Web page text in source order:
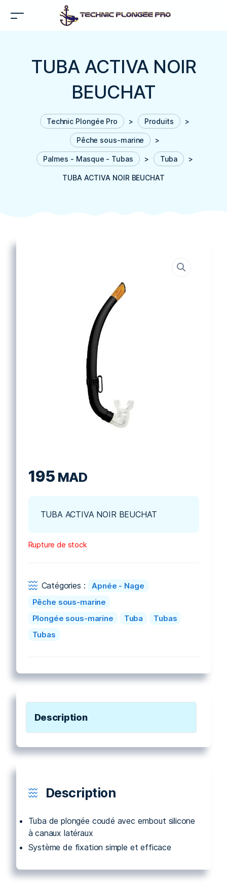
TUBA ACTIVA NOIR
BEUCHAT
Technic Plongée Pro > Produits >
Pêche sous-marine >
Palmes - Masque - Tubas > Tuba >
TUBA ACTIVA NOIR BEUCHAT
195 MAD
TUBA ACTIVA NOIR BEUCHAT
Rupture de stock
Catégories :
Apnée - Nage
Pêche sous-marine
Plongée sous-marine
Tuba
Tubas
Tubas
Description
Description
Tuba de plongée coudé avec embout silicone
à canaux latéraux
Système de fixation simple et efficace